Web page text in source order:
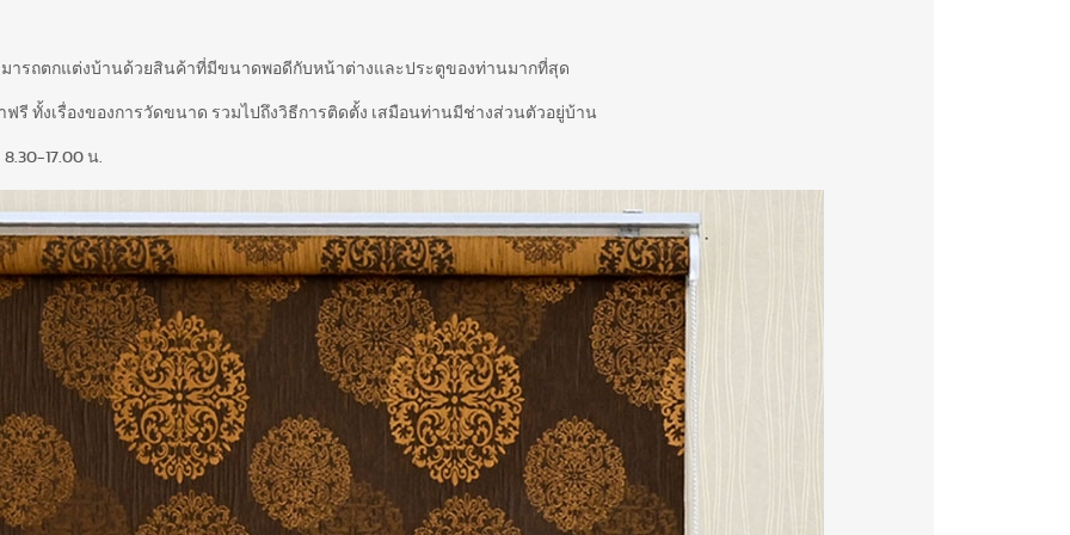
ามารถตกแต่งบ้านด้วยสินค้าที่มีขนาดพอดีกับหน้าต่างและประตูของท่านมากที่สุด
ฟรี ทั้งเรื่องของการวัดขนาด รวมไปถึงวิธีการติดตั้ง เสมือนท่านมีช่างส่วนตัวอยู่บ้าน
17.00 น.